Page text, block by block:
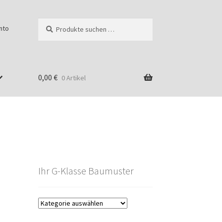
nach:
0,00 € 0 Artikel
Ihr G-Klasse Baumuster